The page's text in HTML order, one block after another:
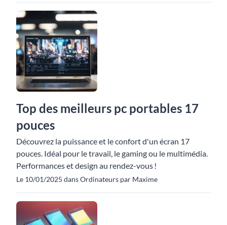
Top des meilleurs pc portables 17
pouces
Découvrez la puissance et le confort d'un écran 17
pouces. Idéal pour le travail, le gaming ou le multimédia.
Performances et design au rendez-vous !
Le 10/01/2025 dans Ordinateurs par Maxime